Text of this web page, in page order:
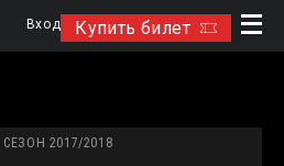
Купить билет
Вход
СЕЗОН 2017/2018